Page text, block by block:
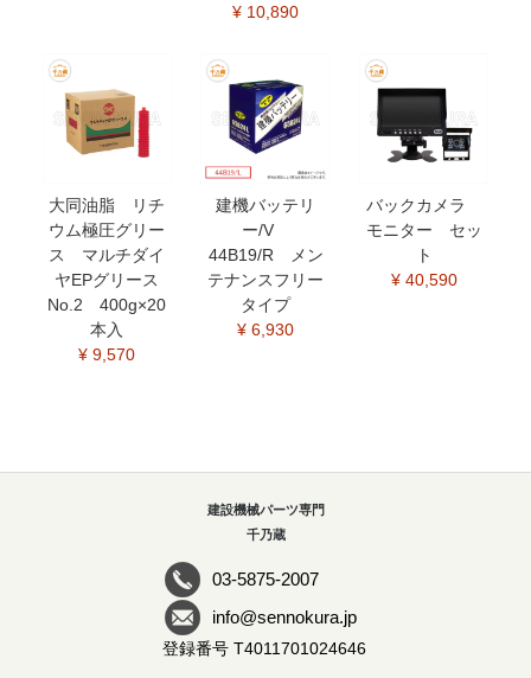
¥ 10,890
大同油脂 リチ
ウム極圧グリー
ス マルチダイ
ヤEPグリース
No.2 400g×20
本入
¥ 9,570
建機バッテリ
ー/V
44B19/R メン
テナンスフリー
タイプ
¥ 6,930
バックカメラ
モニター セッ
ト
¥ 40,590
建設機械パーツ専門
千乃蔵
03-5875-2007
info@sennokura.jp
登録番号 T4011701024646